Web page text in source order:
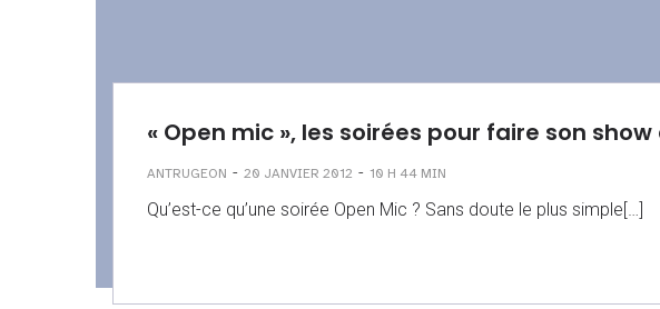
« Open mic », les soirées pour faire son show
ANTRUGEON - 20 JANVIER 2012 - 10 H 44 MIN
Qu’est-ce qu’une soirée Open Mic ? Sans doute le plus simple[…]